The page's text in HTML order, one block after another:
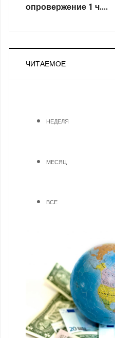
опровержение 1 ч....
ЧИТАЕМОЕ
НЕДЕЛЯ
МЕСЯЦ
ВСЕ